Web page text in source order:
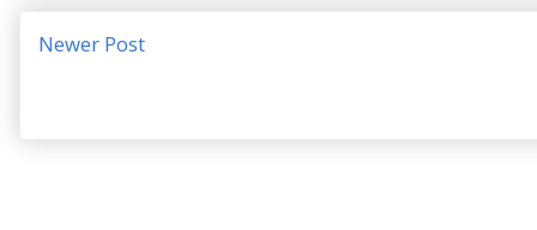
Newer Post